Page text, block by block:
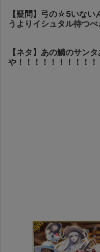
【疑問】弓の☆5いない
うよりイシュタル待つ
【ネタ】あの鯖のサン
や！！！！！！！！！！